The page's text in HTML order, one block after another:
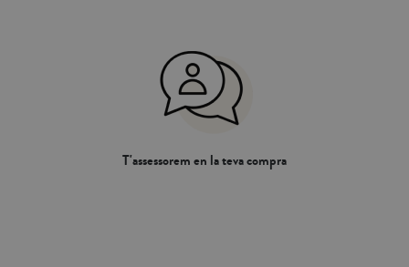
T'assessorem en la teva compra